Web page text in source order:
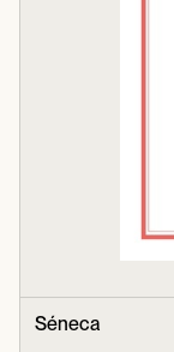
Séneca